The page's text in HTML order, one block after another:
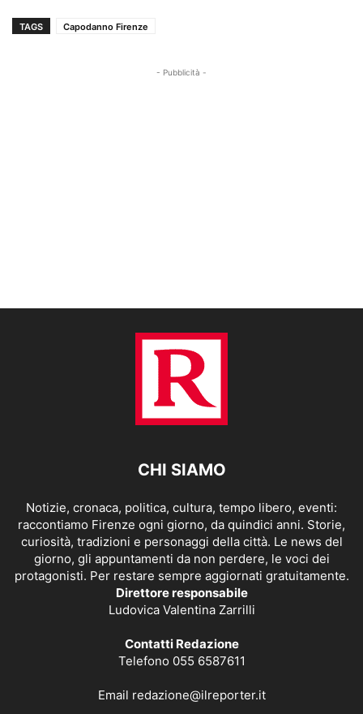
TAGS Capodanno Firenze
- Pubblicità -
CHI SIAMO
Notizie, cronaca, politica, cultura, tempo libero, eventi:
raccontiamo Firenze ogni giorno, da quindici anni. Storie,
curiosità, tradizioni e personaggi della città. Le news del
giorno, gli appuntamenti da non perdere, le voci dei
protagonisti. Per restare sempre aggiornati gratuitamente.
Direttore responsabile
Ludovica Valentina Zarrilli
Contatti Redazione
Telefono 055 6587611
Email redazione@ilreporter.it